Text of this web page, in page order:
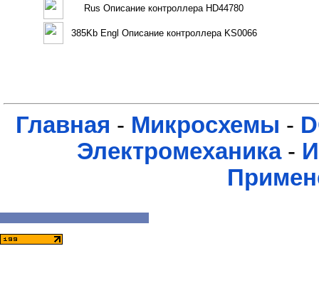
Rus Описание контроллера HD44780
385Kb Engl Описание контроллера KS0066
Главная - Микросхемы -
Электромеханика-